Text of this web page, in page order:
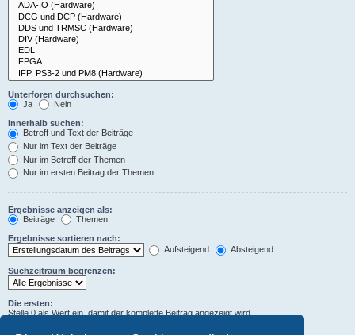
Unterforen durchsuchen:
Ja
Nein
Innerhalb suchen:
Betreff und Text der Beiträge
Nur im Text der Beiträge
Nur im Betreff der Themen
Nur im ersten Beitrag der Themen
Ergebnisse anzeigen als:
Beiträge
Themen
Ergebnisse sortieren nach:
Aufsteigend
Absteigend
Suchzeitraum begrenzen:
Die ersten:
Stelle 0 als Wert ein, damit der komplette Beitrag angezeigt wird.